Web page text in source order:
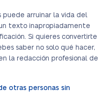
puede arruinar la vida del
texto inapropiadamente
Si quieres convertirte
saber no solo qué hacer,
la redacción profesional de
otras personas sin